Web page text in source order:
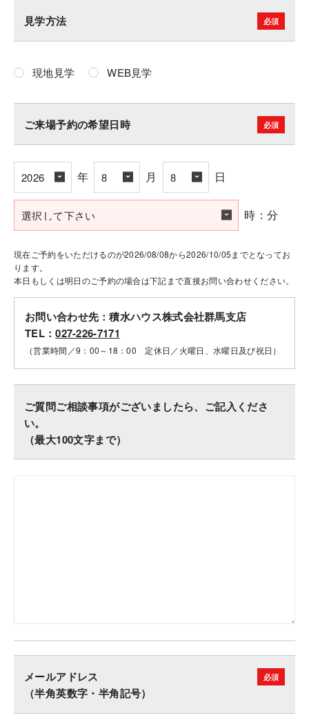
見学方法
現地見学 WEB見学
ご来場予約の希望日時
年 月 日
時：分
現在ご予約をいただけるのが2026/08/08から2026/10/05までとなってお
ります。
本日もしくは明日のご予約の場合は下記まで直接お問い合わせください。
お問い合わせ先：積水ハウス株式会社群馬支店
TEL：027-226-7171
（営業時間／9：00～18：00 定休日／火曜日、水曜日及び祝日）
ご質問ご相談事項がございましたら、ご記入くださ
い。
（最大100文字まで）
メールアドレス
（半角英数字・半角記号）